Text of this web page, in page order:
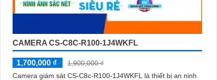
CAMERA CS-C8C-R100-1J4WKFL
1,700,000 ₫
1,900,000 ₫
Camera giám sát CS-C8c-R100-1J4WKFL là thiết bị an ninh